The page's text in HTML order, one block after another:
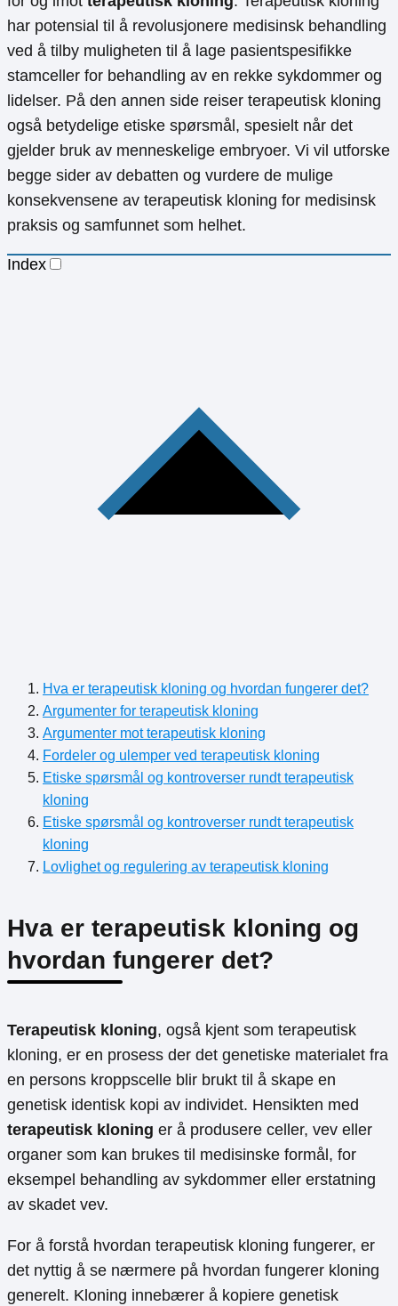
har potensial til å revolusjonere medisinsk behandling
ved å tilby muligheten til å lage pasientspesifikke
stamceller for behandling av en rekke sykdommer og
lidelser. På den annen side reiser terapeutisk kloning
også betydelige etiske spørsmål, spesielt når det
gjelder bruk av menneskelige embryoer. Vi vil utforske
begge sider av debatten og vurdere de mulige
konsekvensene av terapeutisk kloning for medisinsk
praksis og samfunnet som helhet.
Index
Hva er terapeutisk kloning og hvordan fungerer det?
Argumenter for terapeutisk kloning
Argumenter mot terapeutisk kloning
Fordeler og ulemper ved terapeutisk kloning
Etiske spørsmål og kontroverser rundt terapeutisk
kloning
Etiske spørsmål og kontroverser rundt terapeutisk
kloning
Lovlighet og regulering av terapeutisk kloning
Hva er terapeutisk kloning og
hvordan fungerer det?
Terapeutisk kloning, også kjent som terapeutisk
kloning, er en prosess der det genetiske materialet fra
en persons kroppscelle blir brukt til å skape en
genetisk identisk kopi av individet. Hensikten med
terapeutisk kloning er å produsere celler, vev eller
organer som kan brukes til medisinske formål, for
eksempel behandling av sykdommer eller erstatning
av skadet vev.
For å forstå hvordan terapeutisk kloning fungerer, er
det nyttig å se nærmere på hvordan fungerer kloning
generelt. Kloning innebærer å kopiere genetisk